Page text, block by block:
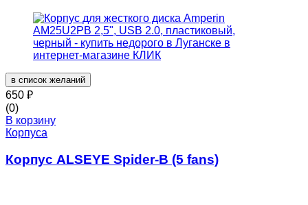
в список желаний
650 ₽
(0)
В корзину
Корпуса
Корпус ALSEYE Spider-B (5 fans)